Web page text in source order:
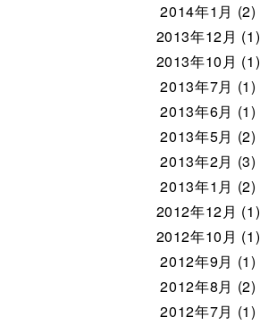
2014年1月 (2)
2013年12月 (1)
2013年10月 (1)
2013年7月 (1)
2013年6月 (1)
2013年5月 (2)
2013年2月 (3)
2013年1月 (2)
2012年12月 (1)
2012年10月 (1)
2012年9月 (1)
2012年8月 (2)
2012年7月 (1)